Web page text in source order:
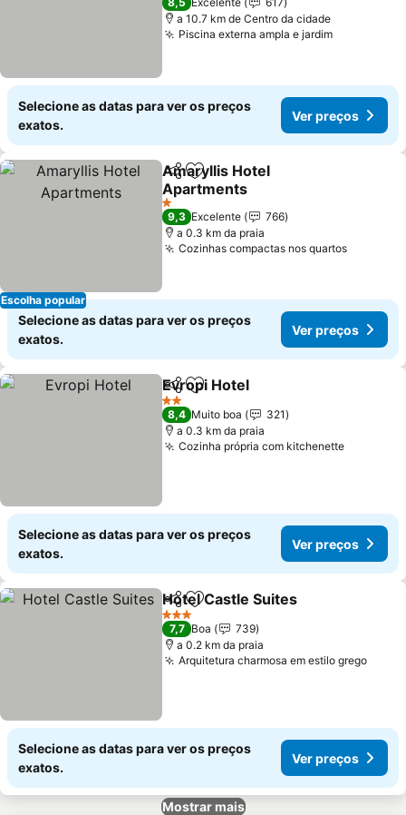
a 10.7 km de Centro da cidade
Piscina externa ampla e jardim
Selecione as datas para ver os preços
exatos.
Ver preços
Escolha popular
PartilharAdicionar aos favoritos
Amaryllis Hotel
Apartments
1 Estrelas
9,3 Excelente
766
a 0.3 km da praia
Cozinhas compactas nos quartos
Selecione as datas para ver os preços
exatos.
Ver preços
PartilharAdicionar aos favoritos
Evropi Hotel
2 Estrelas
8,4 Muito boa
321
a 0.3 km da praia
Cozinha própria com kitchenette
Selecione as datas para ver os preços
exatos.
Ver preços
PartilharAdicionar aos favoritos
Hotel Castle Suites
3 Estrelas
7,7 Boa
739
a 0.2 km da praia
Arquitetura charmosa em estilo grego
Selecione as datas para ver os preços
exatos.
Ver preços
Mostrar mais